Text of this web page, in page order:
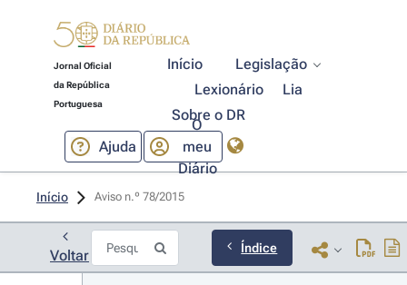
Jornal Oficial
da República
Portuguesa
Início
Legislação
Lexionário
Lia
Sobre o DR
Ajuda
O
meu
Diário
Início Aviso n.º 78/2015
Voltar Índice